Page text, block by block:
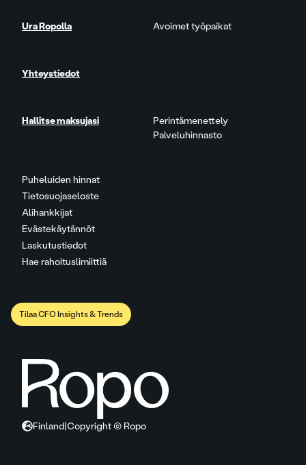
Puheluiden hinnat
Tietosuojaseloste
Alihankkijat
Evästekäytännöt
Laskutustiedot
Hae rahoituslimiittiä
Ura Ropolla Avoimet työpaikat
Yhteystiedot
Hallitse maksujasi
Perintämenettely
Palveluhinnasto
Tilaa CFO Insights & Trends
Finland Copyright © Ropo